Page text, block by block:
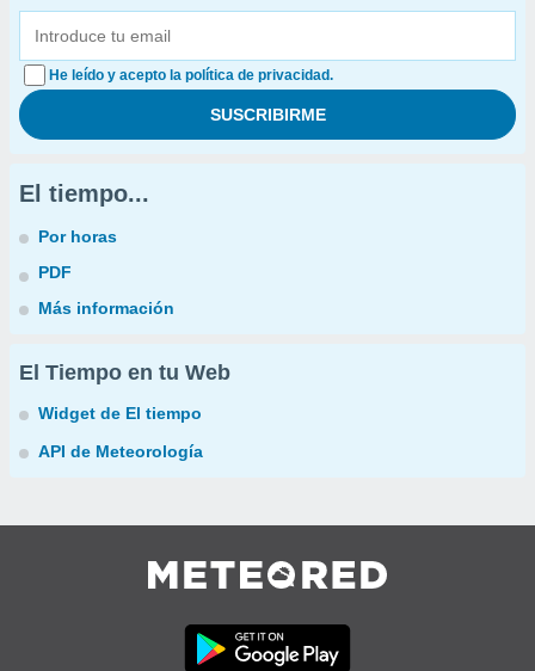
He leído y acepto la política de privacidad.
El tiempo...
Por horas
PDF
Más información
El Tiempo en tu Web
Widget de El tiempo
API de Meteorología